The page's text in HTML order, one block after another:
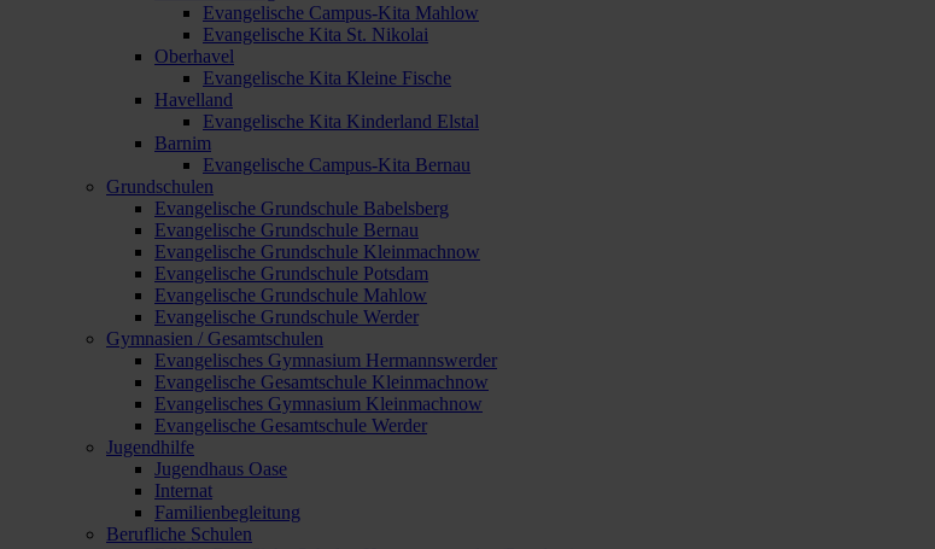
Evangelische Campus-Kita Mahlow
Evangelische Kita St. Nikolai
Oberhavel
Evangelische Kita Kleine Fische
Havelland
Evangelische Kita Kinderland Elstal
Barnim
Evangelische Campus-Kita Bernau
Grundschulen
Evangelische Grundschule Babelsberg
Evangelische Grundschule Bernau
Evangelische Grundschule Kleinmachnow
Evangelische Grundschule Potsdam
Evangelische Grundschule Mahlow
Evangelische Grundschule Werder
Gymnasien / Gesamtschulen
Evangelisches Gymnasium Hermannswerder
Evangelische Gesamtschule Kleinmachnow
Evangelisches Gymnasium Kleinmachnow
Evangelische Gesamtschule Werder
Jugendhilfe
Jugendhaus Oase
Internat
Familienbegleitung
Berufliche Schulen